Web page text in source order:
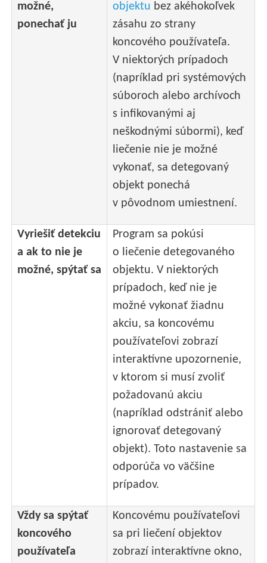
možné,
ponechať ju
objektu bez akéhokoľvek
zásahu zo strany
koncového používateľa.
V niektorých prípadoch
(napríklad pri systémových
súboroch alebo archívoch
s infikovanými aj
neškodnými súbormi), keď
liečenie nie je možné
vykonať, sa detegovaný
objekt ponechá
v pôvodnom umiestnení.
Vyriešiť detekciu
a ak to nie je
možné, spýtať sa
Program sa pokúsi
o liečenie detegovaného
objektu. V niektorých
prípadoch, keď nie je
možné vykonať žiadnu
akciu, sa koncovému
používateľovi zobrazí
interaktívne upozornenie,
v ktorom si musí zvoliť
požadovanú akciu
(napríklad odstrániť alebo
ignorovať detegovaný
objekt). Toto nastavenie sa
odporúča vo väčšine
prípadov.
Vždy sa spýtať
koncového
používateľa
Koncovému používateľovi
sa pri liečení objektov
zobrazí interaktívne okno,